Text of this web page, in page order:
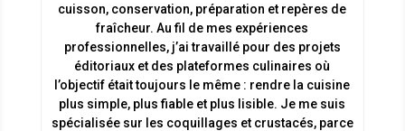
cuisson, conservation, préparation et repères de
fraîcheur. Au fil de mes expériences
professionnelles, j’ai travaillé pour des projets
éditoriaux et des plateformes culinaires où
l’objectif était toujours le même : rendre la cuisine
plus simple, plus fiable et plus lisible. Je me suis
spécialisée sur les coquillages et crustacés, parce